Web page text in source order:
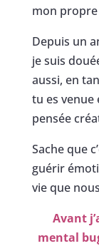
mon
Depuis un
je suis
aussi, en
tu es
pensée
Sache que
guérir
vie que
Avant
mental